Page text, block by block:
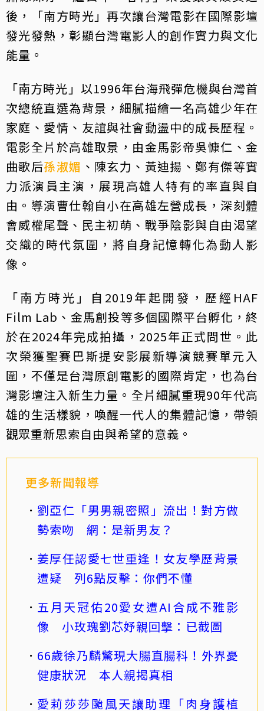
後，「南方時光」再次讓台灣電影在國際影壇
發光發熱，彰顯台灣電影人的創作實力與文化
能量。
「南方時光」以1996年台海飛彈危機與台灣首
次總統直選為背景，細膩描繪一名高雄少年在
家庭、愛情、友誼與社會動盪中的成長歷程。
電影全片於高雄取景，由金馬影帝吳慷仁、金
曲歌后孫淑媚 、陳玄力、黃迪揚、鄭有傑等實
力派演員主演，展現高雄人特有的率直與自
由。導演曹仕翰自小在高雄左營成長，深刻體
會威權尾聲、民主初萌、戰爭陰影與自由渴望
交織的時代氛圍，將自身記憶轉化為動人影
像。
「南方時光」自2019年起開發，歷經HAF
Film Lab、金馬創投等多個國際平台孵化，終
於在2024年完成拍攝，2025年正式問世。此
次榮獲聖賽巴斯提安影展新導演競賽單元入
圍，不僅是台灣原創電影的國際肯定，也為台
灣影壇注入新生力量。全片細膩重現90年代高
雄的生活樣貌，喚醒一代人的集體記憶，帶領
觀眾重新思索自由與希望的意義。
更多新聞報導
劉亞仁「男男親密照」流出！對方做
勢索吻 網：是新男友？
姜厚任認愛七世重逢！女友學歷背景
遭疑 列6點反擊：你們不懂
五月天冠佑20愛女遭AI合成不雅影
像 小玫瑰劉芯妤親回擊：已截圖
66歲徐乃麟驚現大腸直腸科！外界憂
健康狀況 本人親揭真相
愛莉莎莎颱風天讓助理「肉身護植